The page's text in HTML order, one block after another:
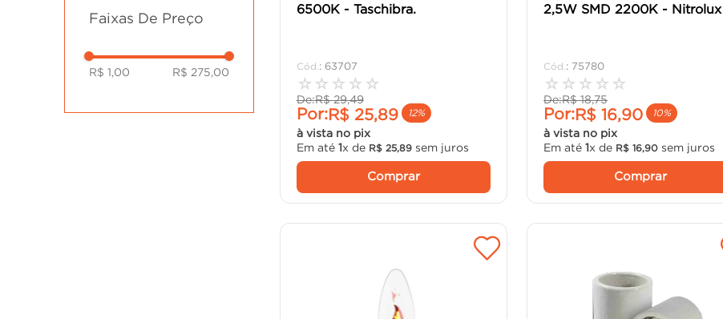
lorenzetti
Faixas De Preço
R$ 1,00 R$ 275,00
6500K - Taschibra.
: 63707
☆ ☆ ☆ ☆ ☆
De:R$ 29,49
Por:R$ 25,89 12%
à vista no pix
Em até 1x de R$ 25, 89sem juros
Comprar
2,5W SMD 2200K - Nitrolux
: 75780
☆ ☆ ☆ ☆ ☆
De:R$ 18,75
Por:R$ 16,90 10%
à vista no pix
Em até1x de R$ 16 ,90 sem juros
Comprar